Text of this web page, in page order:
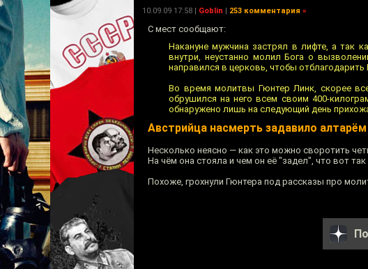
10.09.09 17:58 | Goblin | 253 комментария »
С мест сообщают:
Накануне мужчина застрял в лифте, а так
внутри, неустанно молил Бога о
направился в церковь, чтобы отблагодарить
Во время молитвы Гюнтер Линк, скорее
обрушился на него всем своим 400-
обнаружено лишь на следующий день
Австрийца насмерть задавило алтарём
Несколько неясно — как это можно своротить
На чём она стояла и чем он её "задел", что вот так
Похоже, грохнули Гюнтера под рассказы про